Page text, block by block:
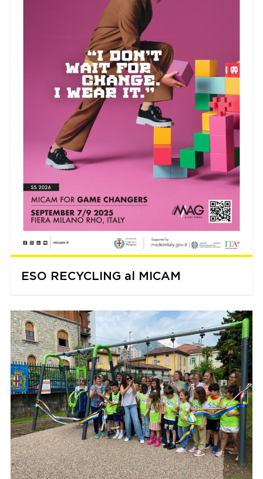
ESO RECYCLING al MICAM